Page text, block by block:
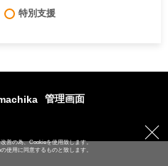
特別支援
管理画面
善の為、Cookieを使用致します。
使用に同意するものと致します。